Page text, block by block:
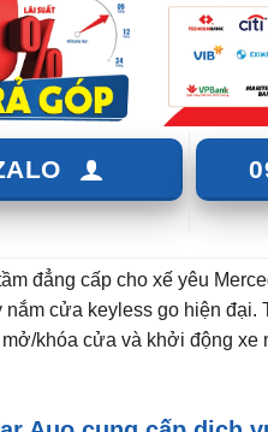
đẳng cấp cho xế yêu
nắm cửa keyless go hiện đại.
mở/khóa cửa và khởi động xe